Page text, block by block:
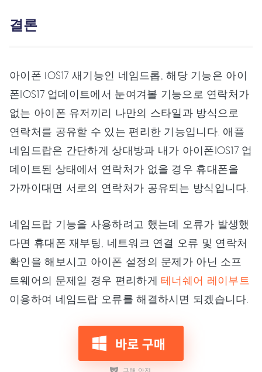
결론
아이폰 iOS17 새기능인 네임드롭, 해당 기능은 아이
폰IOS17 업데이트에서 눈여겨볼 기능으로 연락처가
없는 아이폰 유저끼리 나만의 스타일과 방식으로
연락처를 공유할 수 있는 편리한 기능입니다. 애플
네임드랍은 간단하게 상대방과 내가 아이폰IOS17 업
데이트된 상태에서 연락처가 없을 경우 휴대폰을
가까이대면 서로의 연락처가 공유되는 방식입니다.
네임드랍 기능을 사용하려고 했는데 오류가 발생했
다면 휴대폰 재부팅, 네트워크 연결 오류 및 연락처
확인을 해보시고 아이폰 설정의 문제가 아닌 소프
트웨어의 문제일 경우 편리하게 테너쉐어 레이부트
이용하여 네임드랍 오류를 해결하시면 되겠습니다.